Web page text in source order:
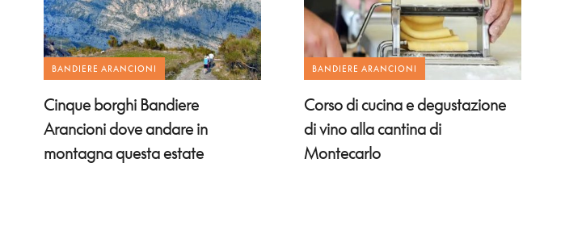
BANDIERE ARANCIONI
Cinque borghi Bandiere
Arancioni dove andare in
montagna questa estate
BANDIERE ARANCIONI
Corso di cucina e degustazione
di vino alla cantina di
Montecarlo